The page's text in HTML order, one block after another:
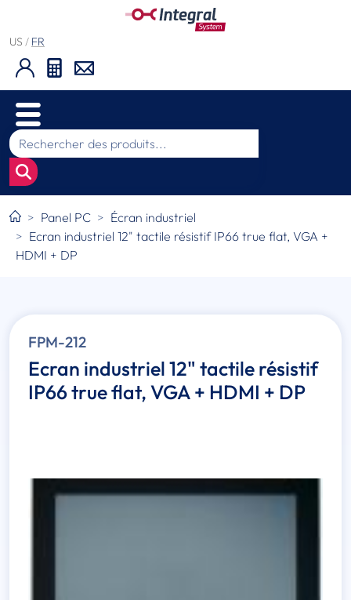
US / FR
Panel PC
Écran industriel
Ecran industriel 12" tactile résistif IP66 true flat, VGA +
HDMI + DP
FPM-212
Ecran industriel 12" tactile résistif
IP66 true flat, VGA + HDMI + DP